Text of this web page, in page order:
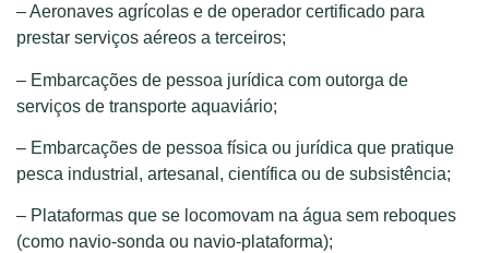
– Aeronaves agrícolas e de operador certificado para
prestar serviços aéreos a terceiros;
– Embarcações de pessoa jurídica com outorga de
serviços de transporte aquaviário;
– Embarcações de pessoa física ou jurídica que pratique
pesca industrial, artesanal, científica ou de subsistência;
– Plataformas que se locomovam na água sem reboques
(como navio-sonda ou navio-plataforma);